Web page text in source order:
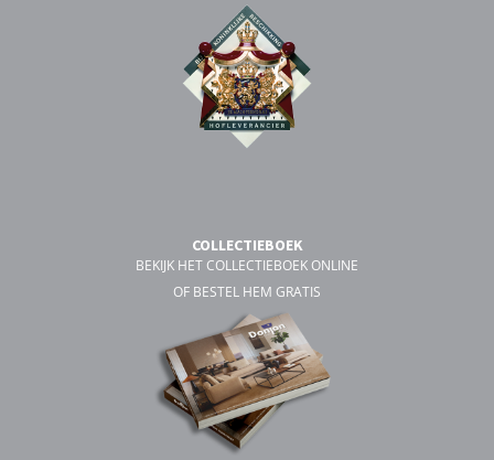
COLLECTIEBOEK
BEKIJK HET COLLECTIEBOEK ONLINE
OF BESTEL HEM GRATIS